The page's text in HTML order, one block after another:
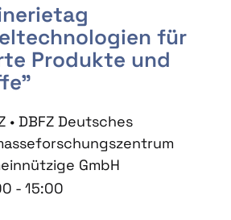
für
Produkte und
• DBFZ Deutsches
GmbH
- 15:00